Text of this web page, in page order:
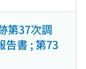
第37次調
告書 ; 第73